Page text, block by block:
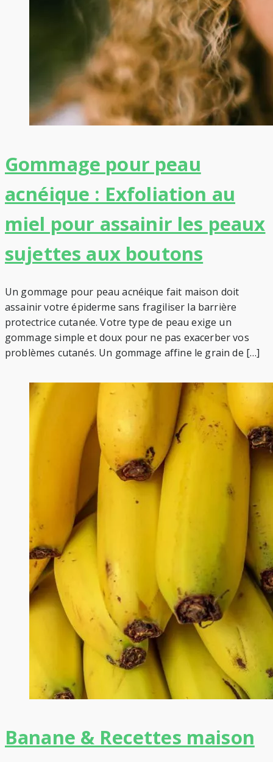
Gommage pour peau
acnéique : Exfoliation au
miel pour assainir les peaux
sujettes aux boutons
Un gommage pour peau acnéique fait maison doit
assainir votre épiderme sans fragiliser la barrière
protectrice cutanée. Votre type de peau exige un
gommage simple et doux pour ne pas exacerber vos
problèmes cutanés. Un gommage affine le grain de […]
Banane & Recettes maison